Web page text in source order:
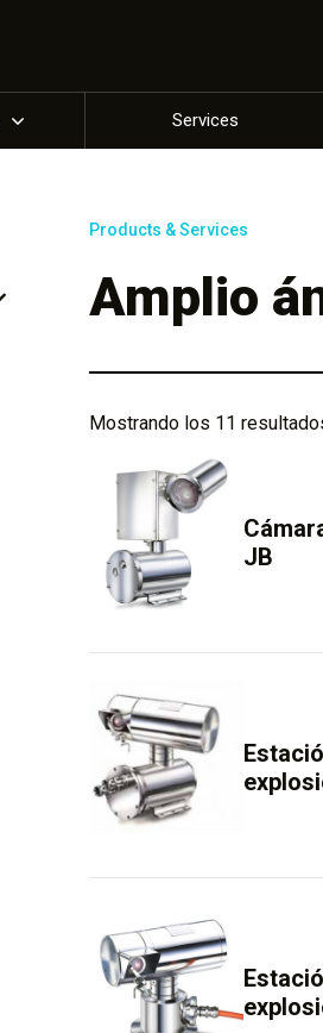
Services
Products & Services
Amplio
Mostrando los 11
JB